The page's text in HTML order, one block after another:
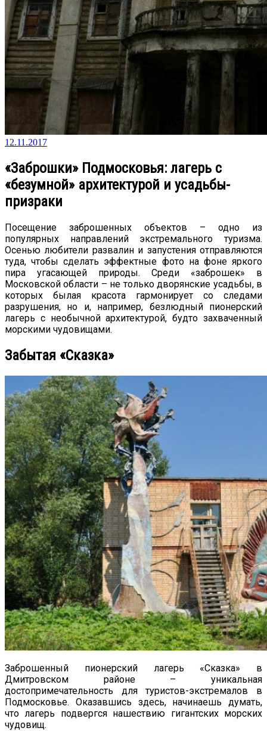
12.11.2017
«Заброшки» Подмосковья: лагерь с
«безумной» архитектурой и усадьбы-
призраки
Посещение заброшенных объектов – одно из
популярных направлений экстремального туризма.
Осенью любители развалин и запустения отправляются
туда, чтобы сделать эффектные фото на фоне яркого
пира угасающей природы. Среди «заброшек» в
Московской области – не только дворянские усадьбы, в
которых былая красота гармонирует со следами
разрушения, но и, например, безлюдный пионерский
лагерь с необычной архитектурой, будто захваченный
морскими чудовищами.
Забытая «Сказка»
Заброшенный пионерский лагерь «Сказка» в
Дмитровском районе – уникальная
достопримечательность для туристов-экстремалов в
Подмосковье. Оказавшись здесь, начинаешь думать,
что лагерь подвергся нашествию гигантских морских
чудовищ.